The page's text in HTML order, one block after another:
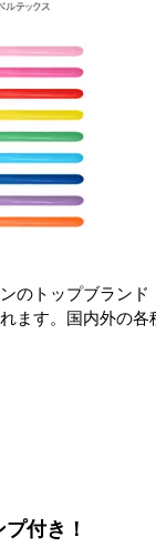
のトップブランド
ます。国内外の
付き！